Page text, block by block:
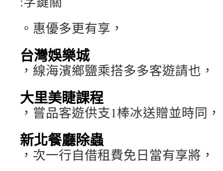
。惠優多更有享，
台灣娛樂城
，線海濱鄉鹽乘搭多多客遊請也，
大里美睫課程
，嘗品客遊供支1棒冰送贈並時同，
新北餐廳除蟲
，次一行自借租費免日當有享將，